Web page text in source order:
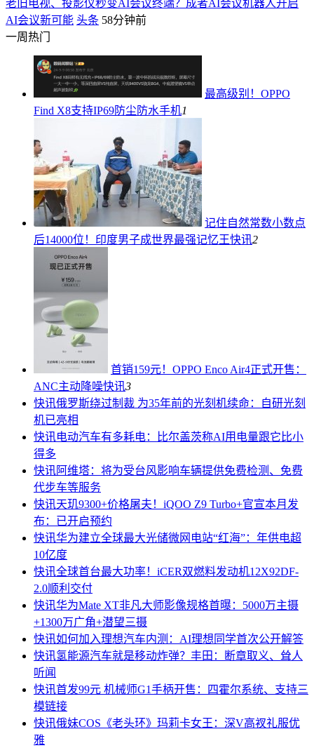
老旧电视、投影仪秒变AI会议终端？成者AI会议机器人开启
AI会议新可能 头条 58分钟前
一周热门
最高级别！OPPO
Find X8支持IP69防尘防水手机1
记住自然常数小数点
后14000位！印度男子成世界最强记忆王快讯2
首销159元！OPPO Enco Air4正式开售：
ANC主动降噪快讯3
快讯俄罗斯绕过制裁 为35年前的光刻机续命：自研光刻
机已亮相
快讯电动汽车有多耗电：比尔盖茨称AI用电量跟它比小
得多
快讯阿维塔：将为受台风影响车辆提供免费检测、免费
代步车等服务
快讯天玑9300+价格屠夫！iQOO Z9 Turbo+官宣本月发
布：已开启预约
快讯华为建立全球最大光储微网电站“红海”：年供电超
10亿度
快讯全球首台最大功率！iCER双燃料发动机12X92DF-
2.0顺利交付
快讯华为Mate XT非凡大师影像规格首曝：5000万主摄
+1300万广角+潜望三摄
快讯如何加入理想汽车内测：AI理想同学首次公开解答
快讯氢能源汽车就是移动炸弹？丰田：断章取义、耸人
听闻
快讯首发99元 机械师G1手柄开售：四霍尔系统、支持三
模链接
快讯俄妹COS《老头环》玛莉卡女王：深V高衩礼服优
雅